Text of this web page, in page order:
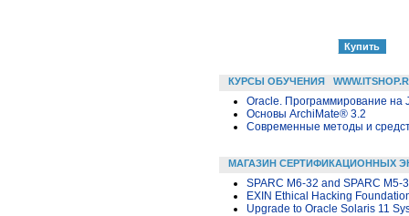
КУРСЫ ОБУЧЕНИЯ
Oracle. Программирование на
Основы ArchiMate® 3.2
Современные методы и
МАГАЗИН СЕРТИФИКАЦИОННЫХ
SPARC M6-32 and SPARC
EXIN Ethical Hacking
Upgrade to Oracle Solaris 11